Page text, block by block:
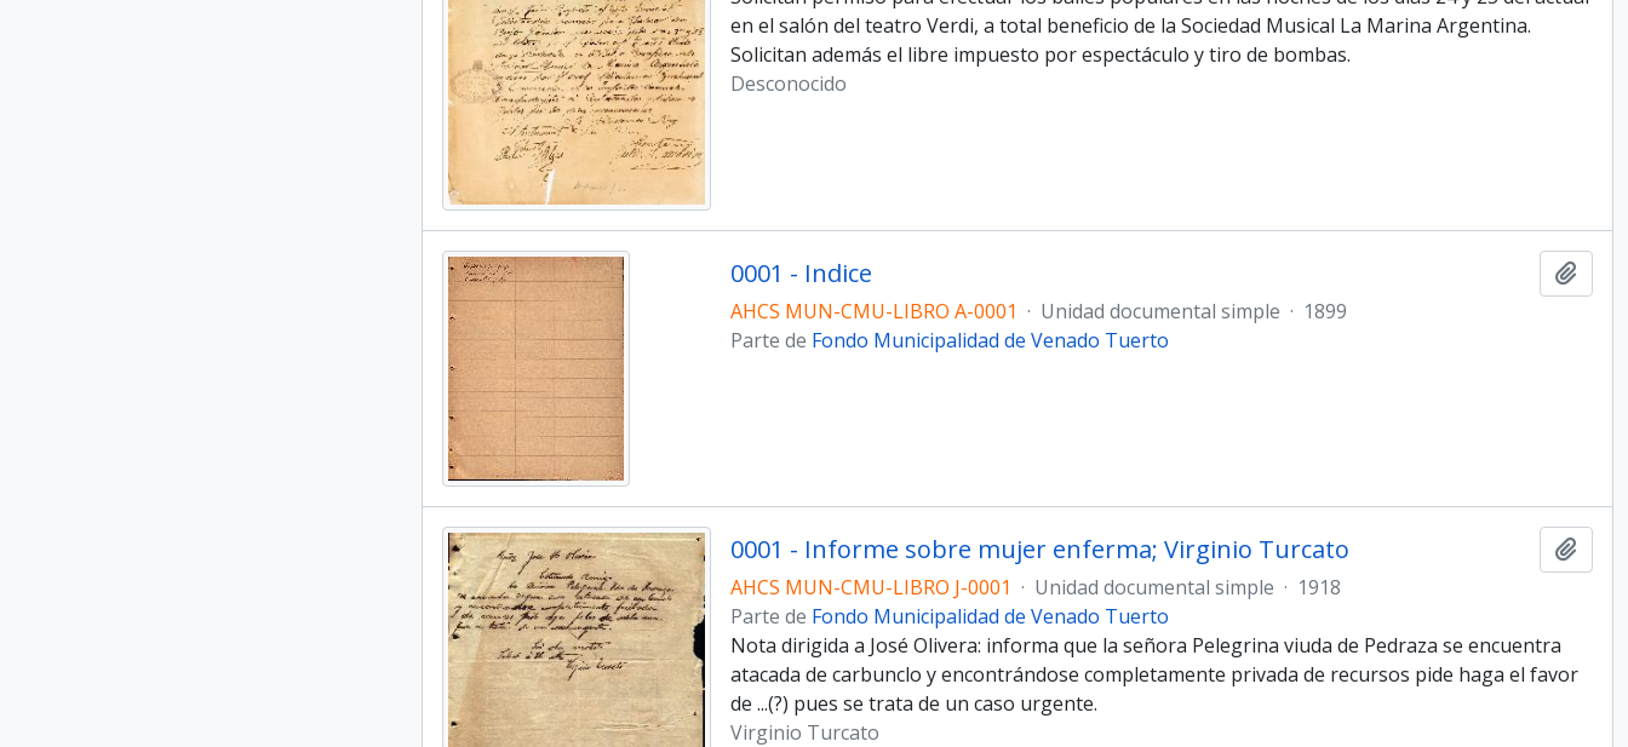
en el salón del teatro Verdi, a total beneficio de la Sociedad Musical La Marina Argentina.
Solicitan además el libre impuesto por espectáculo y tiro de bombas.
Desconocido
0001 - Indice
AHCS MUN-CMU-LIBRO A-0001 · Unidad documental simple · 1899
Parte de Fondo Municipalidad de Venado Tuerto
0001 - Informe sobre mujer enferma; Virginio Turcato
AHCS MUN-CMU-LIBRO J-0001 · Unidad documental simple · 1918
Parte de Fondo Municipalidad de Venado Tuerto
Nota dirigida a José Olivera: informa que la señora Pelegrina viuda de Pedraza se encuentra
atacada de carbunclo y encontrándose completamente privada de recursos pide haga el favor
de ...(?) pues se trata de un caso urgente.
Virginio Turcato